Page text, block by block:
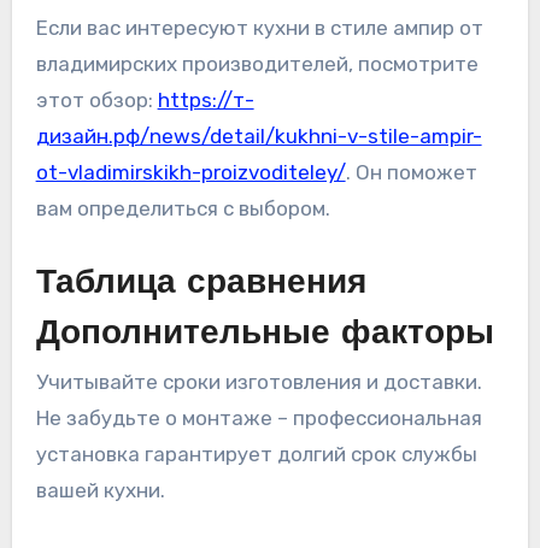
Если вас интересуют кухни в стиле ампир от
владимирских производителей, посмотрите
этот обзор: https://т-
дизайн.рф/news/detail/kukhni-v-stile-ampir-
ot-vladimirskikh-proizvoditeley/. Он поможет
вам определиться с выбором.
Таблица сравнения
Дополнительные факторы
Учитывайте сроки изготовления и доставки.
Не забудьте о монтаже – профессиональная
установка гарантирует долгий срок службы
вашей кухни.